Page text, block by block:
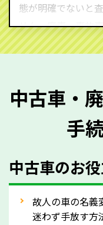
態が明確でないと
せん。廃車・事故
ご準備ください。
質問させていただ
メーカー／車種
型式／グレード
走行距離（例：
車検の満了日
内装や外装の状
中古車・
手
中古車のお
故人の車の名義
迷わず手放す方